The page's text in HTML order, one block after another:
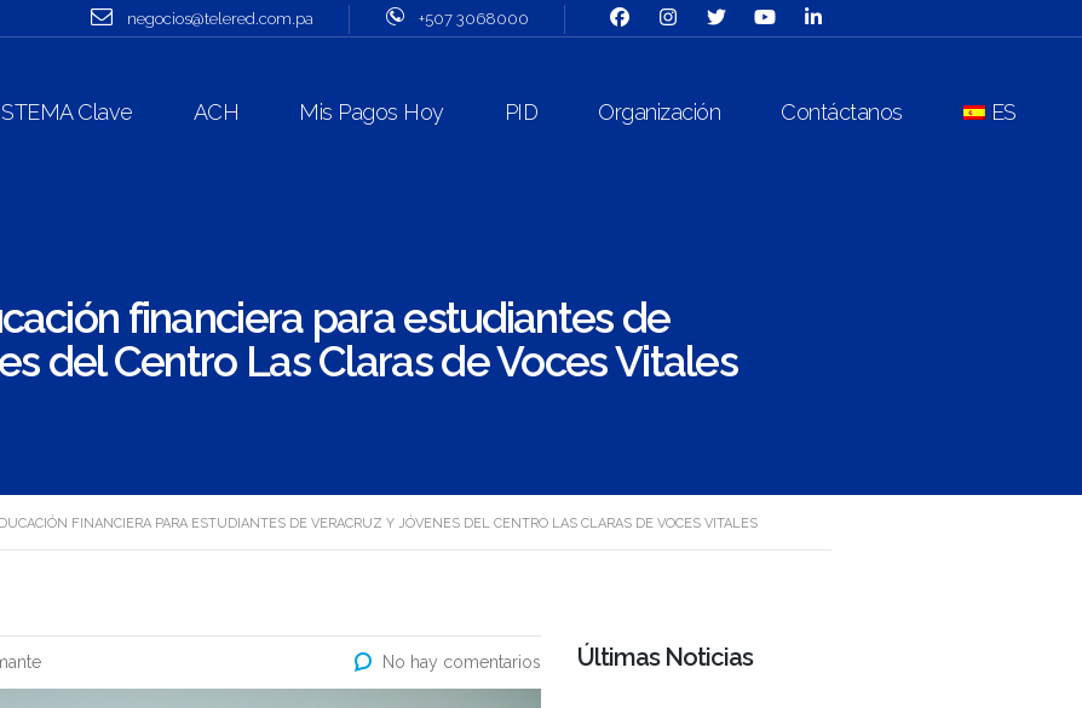
negocios@telered.com.pa +507 3068000
Clave ACH Mis Pagos Hoy PID Organización Contáctanos ES
financiera para estudiantes de
del Centro Las Claras de Voces Vitales
FINANCIERA PARA ESTUDIANTES DE VERACRUZ Y JÓVENES DEL CENTRO LAS CLARAS DE VOCES VITALES
No hay comentarios Últimas Noticias